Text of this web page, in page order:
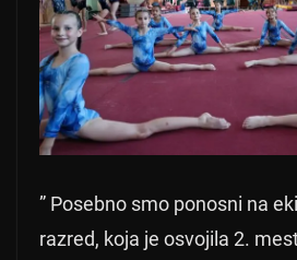
” Posebno smo ponosni na
razred, koja je osvojila 2.